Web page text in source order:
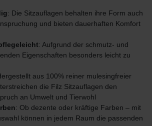
: Die Sitzauflagen behalten ihre Form auch
und bieten dauerhaften Komfort
: Aufgrund der schmutz- und
Eigenschaften besonders leicht zu
aus 100% reiner mulesingfreier
die Filz Sitzauflagen den
an Umwelt und Tierwohl
: Ob dezente oder kräftige Farben – mit
können in jedem Raum die passenden